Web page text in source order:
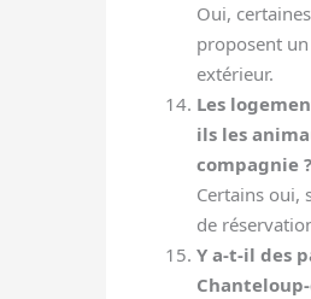
Oui,
proposent un
extérieur.
Les
ils les
compagnie ?
Certains oui,
de
Y a-t-il des